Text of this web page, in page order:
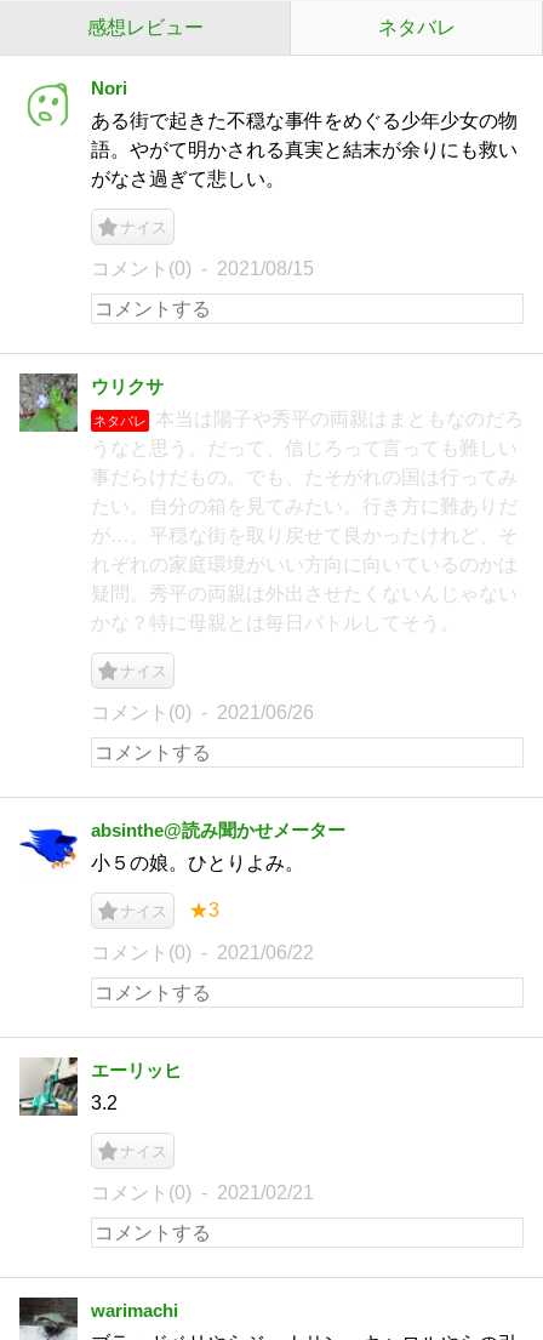
感想レビュー ネタバレ
Nori
ある街で起きた不穏な事件をめぐる少年少女の物
語。やがて明かされる真実と結末が余りにも救い
がなさ過ぎて悲しい。
ナイス
コメント(0) 2021/08/15
ウリクサ
ネタバレ
本当は陽子や秀平の両親はまともなのだろ
うなと思う。だって、信じろって言っても難しい
事だらけだもの。でも、たそがれの国は行ってみ
たい。自分の箱を見てみたい。行き方に難ありだ
が…。平穏な街を取り戻せて良かったけれど、そ
れぞれの家庭環境がいい方向に向いているのかは
疑問。秀平の両親は外出させたくないんじゃない
かな？特に母親とは毎日バトルしてそう。
ナイス
コメント(0) 2021/06/26
absinthe@読み聞かせメーター
小５の娘。ひとりよみ。
ナイス ★3
コメント(0) 2021/06/22
エーリッヒ
3.2
ナイス
コメント(0) 2021/02/21
warimachi